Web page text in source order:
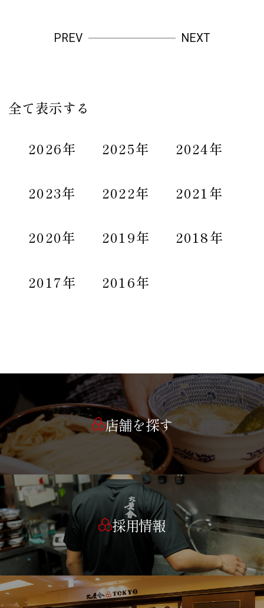
PREV NEXT
全て表示する
2026年 2025年 2024年
2023年 2022年 2021年
2020年 2019年 2018年
2017年 2016年
店舗を探す
採用情報